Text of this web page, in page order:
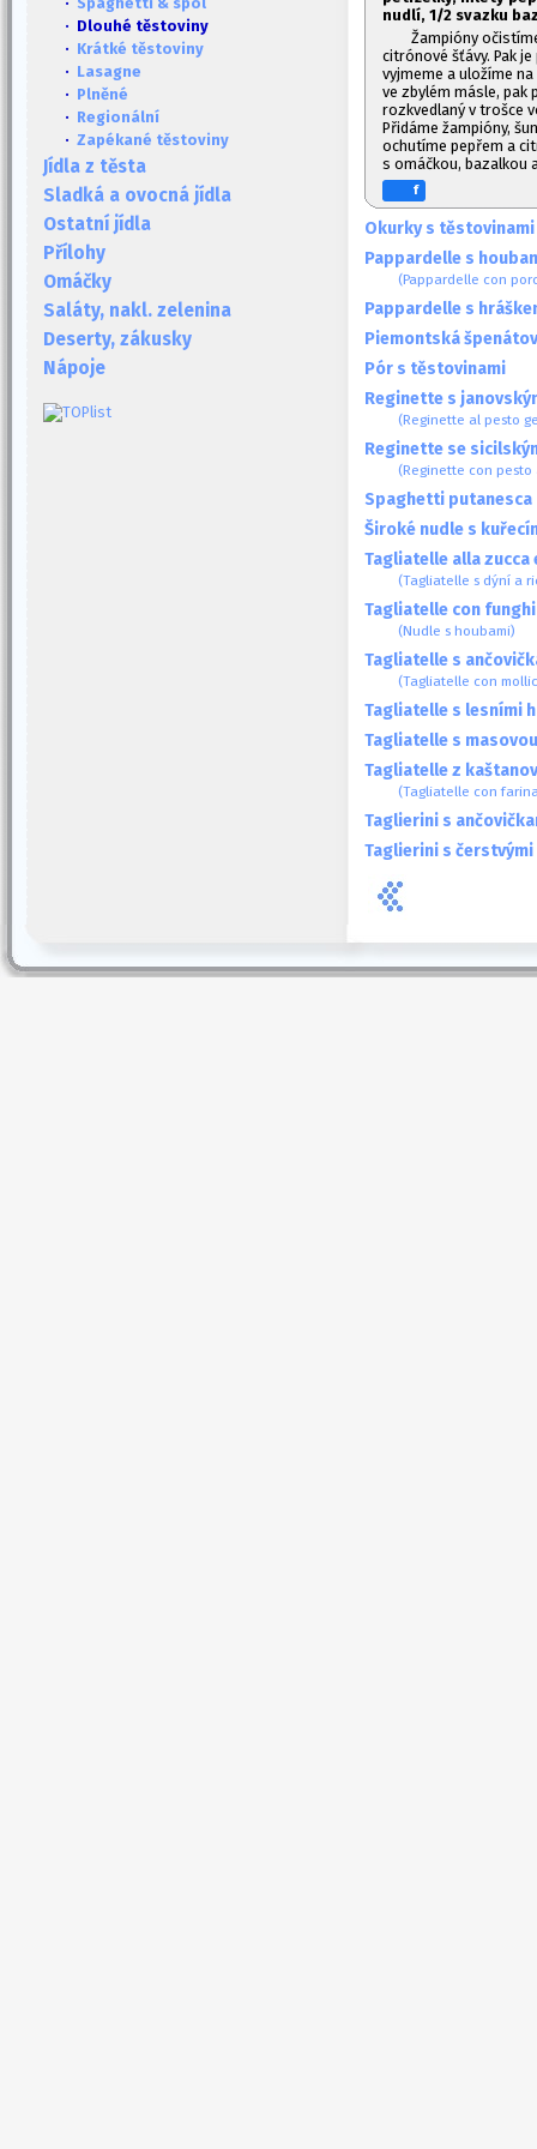
· Dlouhé těstoviny
· Krátké těstoviny
· Lasagne
· Plněné
· Regionální
· Zapékané těstoviny
Jídla z těsta
Sladká a ovocná jídla
Ostatní jídla
Přílohy
Omáčky
Saláty, nakl. zelenina
Deserty, zákusky
Nápoje
nudlí, 1/2 svazku
Žampióny
citrónové šťávy. Pak
vyjmeme a uložíme
ve zbylém másle, pak
rozkvedlaný v trošce
Přidáme žampióny,
ochutíme pepřem a
s omáčkou, bazalkou
f
Okurky s těstovinami
Pappardelle s
(Pappardelle con
Pappardelle s
Piemontská
Pór s těstovinami
Reginette s
(Reginette al pesto
Reginette se
(Reginette con
Spaghetti putanesca
Široké nudle s
Tagliatelle alla zucca
(Tagliatelle s dýní a
Tagliatelle con funghi
(Nudle s houbami)
Tagliatelle s
(Tagliatelle con
Tagliatelle s lesními
Tagliatelle s
Tagliatelle z
(Tagliatelle con
Taglierini s
Taglierini s